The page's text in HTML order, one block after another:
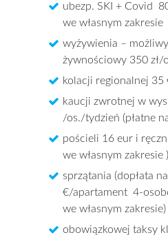
ubezp. SKI + Covid
we własnym zakresie
wyżywienia –
żywnościowy 350 zł/
kolacji regionalnej 35
kaucji zwrotnej w
/os./tydzień (płatne
pościeli 16 eur i
we własnym zakresie )
sprzątania (dopłata
€/apartament 4-
we własnym zakresie)
obowiązkowej taksy